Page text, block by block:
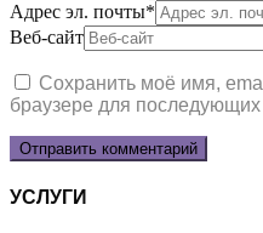
Адрес эл. почты*
Веб-сайт
Сохранить моё имя,
браузере для
УСЛУГИ